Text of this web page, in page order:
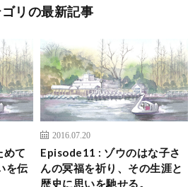
ゴリの最新記事
めて
を伝
2016.07.20
Episode11 : ゾウのはな子さ
んの冥福を祈り、その生涯と
歴史に思いを馳せる。